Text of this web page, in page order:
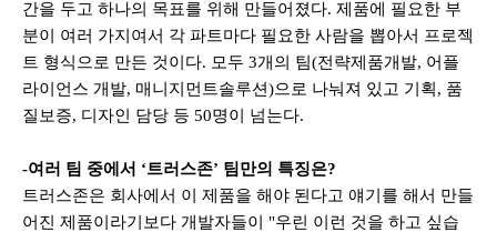
간을 두고 하나의 목표를 위해 만들어졌다. 제품에 필요한 부
분이 여러 가지여서 각 파트마다 필요한 사람을 뽑아서 프로젝
트 형식으로 만든 것이다. 모두 3개의 팀(전략제품개발, 어플
라이언스 개발, 매니지먼트솔루션)으로 나눠져 있고 기획, 품
질보증, 디자인 담당 등 50명이 넘는다.
-여러 팀 중에서 ‘트러스존’ 팀만의 특징은?
트러스존은 회사에서 이 제품을 해야 된다고 얘기를 해서 만들
어진 제품이라기보다 개발자들이 "우린 이런 것을 하고 싶습